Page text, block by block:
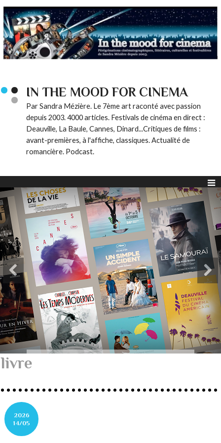
IN THE MOOD FOR CINEMA
Par Sandra Mézière. Le 7ème art raconté avec passion
depuis 2003. 4000 articles. Festivals de cinéma en direct :
Deauville, La Baule, Cannes, Dinard...Critiques de films :
avant-premières, à l'affiche, classiques. Actualité de
romancière. Podcast.
livre
2026
14/05